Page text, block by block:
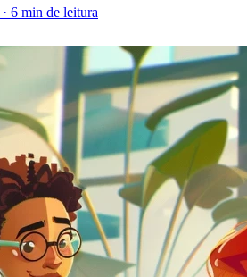
· 6 min de leitura